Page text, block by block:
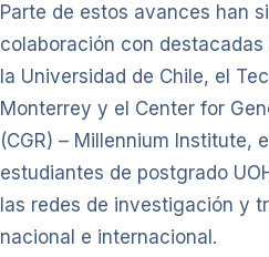
Parte de estos avances han
colaboración con
la Universidad de Chile, el
Monterrey y el Center for
(CGR) – Millennium Institute,
estudiantes de postgrado
las redes de investigación y
nacional e internacional.